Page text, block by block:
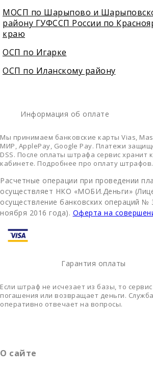
МОСП по Шарыпово и
району ГУФССП России по
краю
ОСП по Игарке
ОСП по Иланскому району
Информация об оплате
Мы принимаем банковские карты Vias,
МИР, ApplePay, Google Pay. Платежи
DSS. После оплаты штрафа сервис хранит
кабинете. Подробнее про оплату штрафов.
Расчетные операции при проведении
осуществляет НКО «МОБИ.Деньги»
осуществление банковских операций №
ноября 2016 года). Оферта на
Гарантия оплаты
Если штраф не исчезает из базы, то
погашения или возвращает деньги.
оперативно отвечает на вопросы.
О сайте